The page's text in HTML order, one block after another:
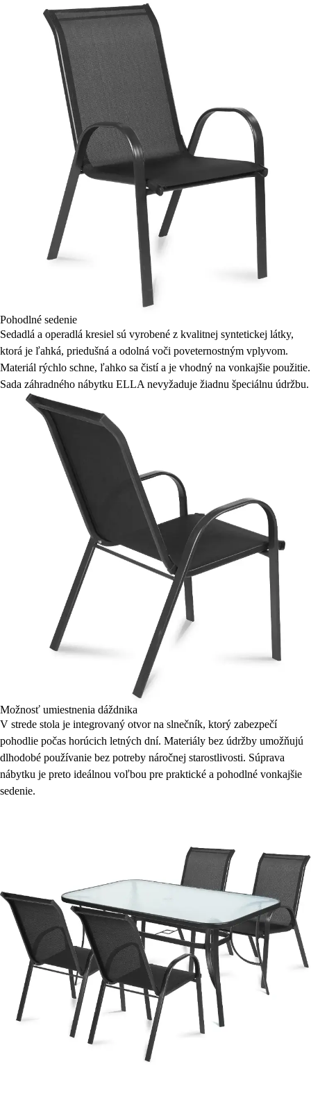
Pohodlné sedenie
Sedadlá a operadlá kresiel sú vyrobené z kvalitnej syntetickej látky,
ktorá je ľahká, priedušná a odolná voči poveternostným vplyvom.
Materiál rýchlo schne, ľahko sa čistí a je vhodný na vonkajšie použitie.
Sada záhradného nábytku ELLA nevyžaduje žiadnu špeciálnu údržbu.
Možnosť umiestnenia dáždnika
V strede stola je integrovaný otvor na slnečník, ktorý zabezpečí
pohodlie počas horúcich letných dní. Materiály bez údržby umožňujú
dlhodobé používanie bez potreby náročnej starostlivosti. Súprava
nábytku je preto ideálnou voľbou pre praktické a pohodlné vonkajšie
sedenie.